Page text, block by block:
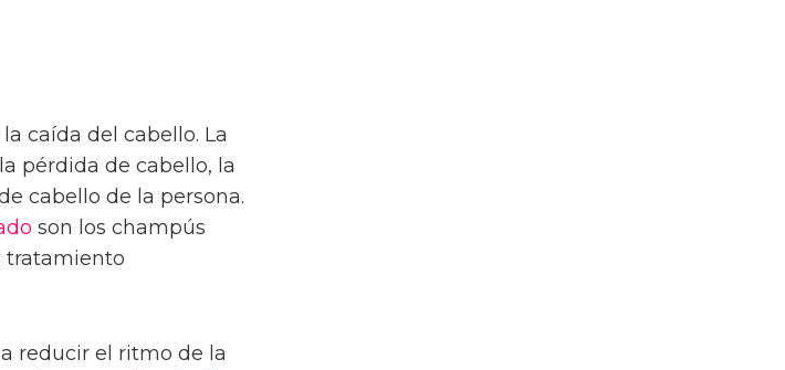
caída del cabello. La
pérdida de cabello, la
cabello de la persona.
son los champús
tratamiento
reducir el ritmo de la